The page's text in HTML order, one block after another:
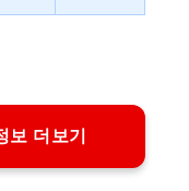
보 더보기